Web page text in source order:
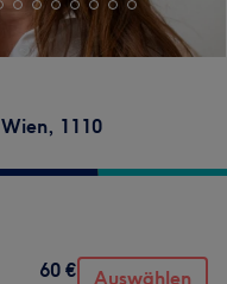
Wien, 1110
60 € Auswählen